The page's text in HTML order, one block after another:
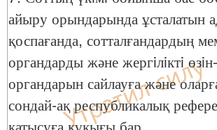
айыру орындарында ұсталатын
қоспағанда, сотталғандардың
органдарды және жергiлiктi
органдарын сайлауға және
сондай-ақ республикалық